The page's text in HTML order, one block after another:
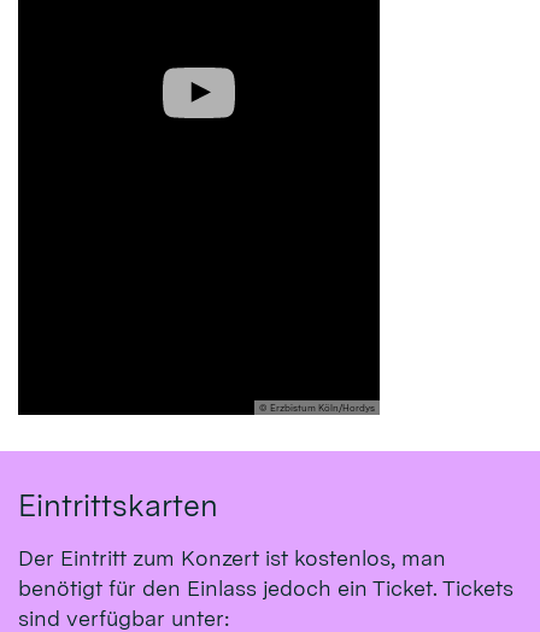
© Erzbistum Köln/Hordys
Eintrittskarten
Der Eintritt zum Konzert ist kostenlos, man
benötigt für den Einlass jedoch ein Ticket. Tickets
sind verfügbar unter: